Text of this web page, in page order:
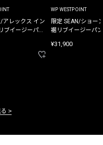
アレックス イン
ブイージーパン
WP WESTPOINT
限定 SEAN/ショー
裾リブイージーパ
¥31,900